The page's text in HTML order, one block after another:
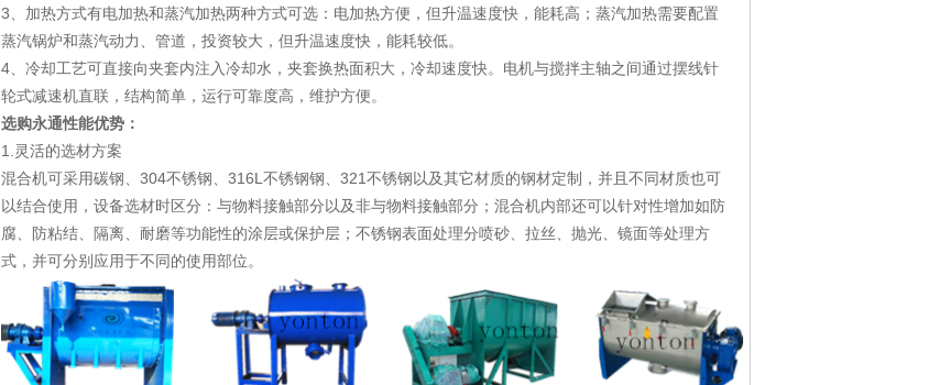
3、 加热方式有电加热和蒸汽加热两种方式可选：电加热方便，但升温速度快 ，能耗高； 蒸汽加热需要配置
蒸汽锅炉和蒸汽动力、管道，投资较大，但升温速度快，能耗较低。
4、 冷却工艺可直接向夹套内注入冷却水，夹套换热面积大，冷却速度快。电机与搅拌主轴之间通过摆线针
轮式减速机直联，结构简单，运行可靠度高，维护方便。
选购永通性能优势：
1.灵活的选材方案
混合机可采用碳钢、304不锈钢、316L不锈钢钢、321不锈钢以及其它材质的钢材定制，并且不同材质也可
以结合使用，设备选材时区分：与物料接触部分以及非与物料接触部分；混合机内部还可以针对性增加如防
腐、防粘结、隔离、耐磨等功能性的涂层或保护层；不锈钢表面处理分喷砂、拉丝、抛光、镜面等处理方
式，并可分别应用于不同的使用部位。